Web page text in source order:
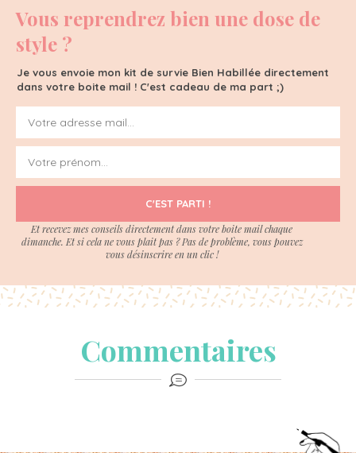
Vous reprendrez bien une dose de
style ?
Je vous envoie mon kit de survie Bien Habillée directement
dans votre boite mail ! C'est cadeau de ma part ;)
C'EST PARTI !
Et recevez mes conseils directement dans votre boite mail chaque
dimanche. Et si cela ne vous plait pas ? Pas de problème, vous pouvez
vous désinscrire en un clic !
Commentaires